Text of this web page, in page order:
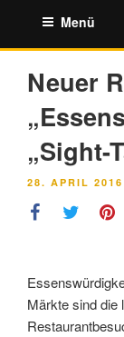
springen
Menü
Neuer
„Sight-
28. APRIL 2016
Märkte sind die